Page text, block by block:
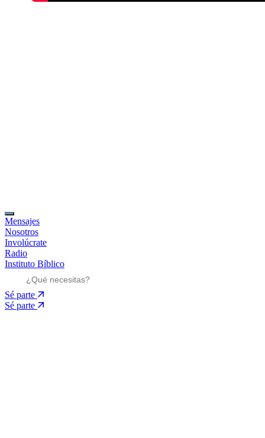
Mensajes
Nosotros
Involúcrate
Radio
Instituto Bíblico
Sé parte
Sé parte